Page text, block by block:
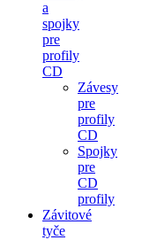
a
spojky
pre
profily
CD
Závesy
pre
profily
CD
Spojky
pre
CD
profily
Závitové
tyče